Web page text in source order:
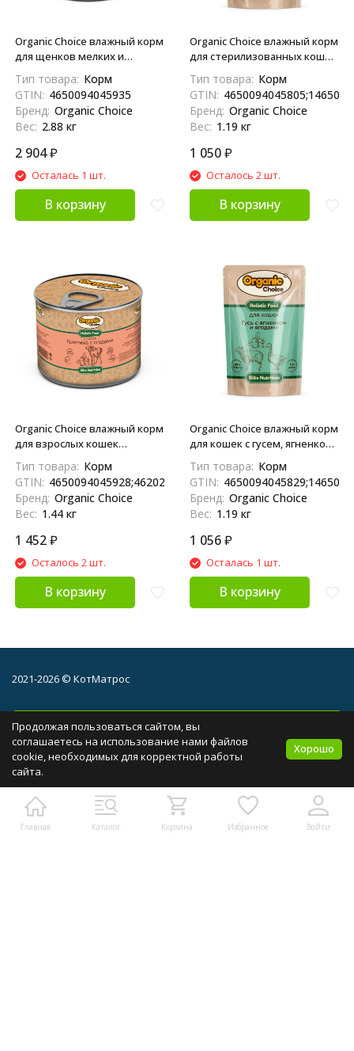
Organic Сhoice влажный корм
для щенков мелких и
индейка с ягодами, в
консервах - 240 г х 12 шт
Тип товара: Корм
GTIN: 4650094045935
Бренд: Organic Choice
Вес: 2.88 кг
2 904₽
Осталась 1 шт.
В корзину
Organic Сhoice влажный корм
для стерилизованных кошек
соусе, в паучах - 85 г х 14 шт
Тип товара: Корм
GTIN:
Бренд: Organic Choice
Вес: 1.19 кг
1 050₽
Осталось 2 шт.
В корзину
Organic Сhoice влажный корм
для взрослых кошек
консервах - 240 г х 6 шт
Тип товара: Корм
GTIN: 4650094045928;4620207835272
Бренд: Organic Choice
Вес: 1.44 кг
1 452₽
Осталось 2 шт.
В корзину
Organic Сhoice влажный корм
для кошек с гусем, ягненком
85 г х 14 шт
Тип товара: Корм
GTIN:
Бренд: Organic Choice
Вес: 1.19 кг
1 056₽
Осталась 1 шт.
В корзину
Главная Каталог Корзина Избранное Войти
2021-2026 © КотМатрос
+7 (495) 128-23-00
Контакты:
Москва, 1-ый Дорожный проезд, д.4 с 1
manager@kotmatros.ru
Продолжая пользоваться сайтом, вы
соглашаетесь на использование нами файлов
cookie, необходимых для корректной работы
сайта.
Хорошо